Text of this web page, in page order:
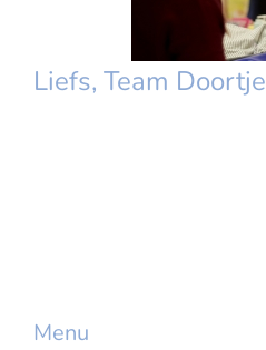
Liefs, Team Doortje
Menu